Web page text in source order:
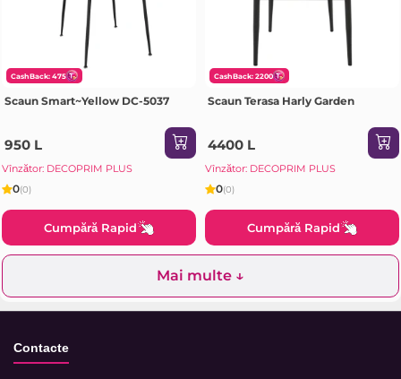
CashBack: 475
Scaun Smart~Yellow DC-5037
950 L
Vînzător: DECOPRIM PLUS
0(0)
Cumpără Rapid
CashBack: 2200
Scaun Terasa Harly Garden
4400 L
Vînzător: DECOPRIM PLUS
0(0)
Cumpără Rapid
Mai multe ↓
Contacte